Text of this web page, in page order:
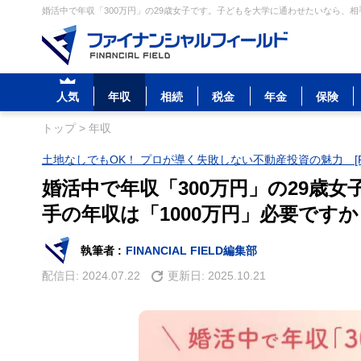
婚活中で年収「300万円」の29歳女子です。子どもを大学に通わせたいなら、
人気 年収 相続 税金 年金 保険
トップ> 年収
土地なしでもOK！ プロが導く失敗しない不動産投資の魅力
婚活中で年収「300万円」の29歳
手の年収は「1000万円」必要です
執筆者 : FINANCIAL FIELD編集部
配信日: 2024.07.22 更新日: 2025.10.21